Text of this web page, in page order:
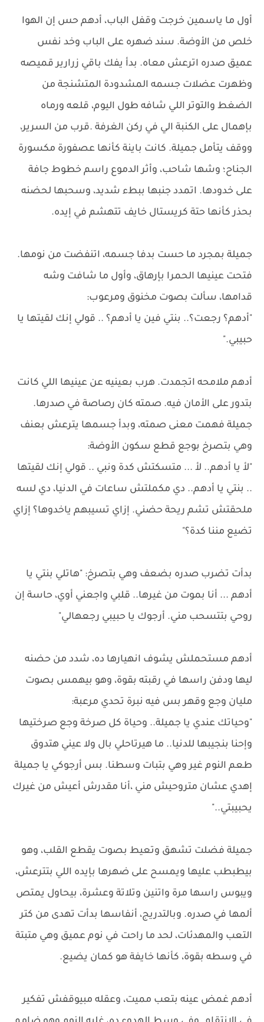
أول ما ياسمين خرجت وقفل الباب، أدهم حس إن الهوا
خلص من الأوضة. سند ضهره على الباب وخد نفس
عميق صدره اترعش معاه. بدأ يفك باقي زرارير قميصه
وظهرت عضلات جسمه المشدودة المتشنجة من
الضغط والتوتر اللي شافه طول اليوم، قلعه ورماه
بإهمال على الكنبة الي في ركن الغرفة .قرب من السرير،
ووقف يتأمل جميلة. كانت باينة كأنها عصفورة مكسورة
الجناح؛ وشها شاحب، وأثر الدموع راسم خطوط جافة
على خدودها. اتمدد جنبها ببطء شديد، وسحبها لحضنه
بحذر كأنها حتة كريستال خايف تتهشم في إيده.
جميلة بمجرد ما حست بدفا جسمه، اتنفضت من نومها.
فتحت عينيها الحمرا بإرهاق، وأول ما شافت وشه
قدامها، سألت بصوت مخنوق ومرعوب:
"أدهم؟ رجعت؟.. بنتي فين يا أدهم؟ .. قولي إنك لقيتها يا
حبيبي."
أدهم ملامحه اتجمدت. هرب بعينيه عن عينيها اللي كانت
بتدور على الأمان فيه. صمته كان رصاصة في صدرها.
جميلة فهمت معنى صمته، وبدأ جسمها يترعش بعنف
وهي بتصرخ بوجع قطع سكون الأوضة:
"لأ يا أدهم.. لأ ... متسكتش كدة ونبي .. قولي إنك لقيتها
.. بنتي يا أدهم.. دي مكملتش ساعات في الدنيا، دي لسه
ملحقتش تشم ريحة حضني. إزاي تسيبهم ياخدوها؟ إزاي
تضيع مننا كدة؟"
بدأت تضرب صدره بضعف وهي بتصرخ: "هاتلي بنتي يا
أدهم ... أنا بموت من غيرها.. قلبي واجعني أوي، حاسة إن
روحي بتتسحب مني. أرجوك يا حبيبي رجعهالي"
أدهم مستحملش يشوف انهيارها ده، شدد من حضنه
ليها ودفن راسها في رقبته بقوة، وهو بيهمس بصوت
مليان وجع وقهر بس فيه نبرة تحدي مرعبة:
"وحياتك عندي يا جميلة.. وحياة كل صرخة وجع صرختيها
وإحنا بنجيبها للدنيا.. ما هيرتاحلي بال ولا عيني هتدوق
طعم النوم غير وهي بتبات وسطنا. بس أرجوكي يا جميلة
إهدي عشان متروحيش مني ،أنا مقدرش أعيش من غيرك
يحبيبتي.."
جميلة فضلت تشهق وتعيط بصوت يقطع القلب، وهو
بيطبطب عليها ويمسح على ضهرها بإيده اللي بتترعش،
ويبوس راسها مرة واتنين وتلاتة وعشرة، بيحاول يمتص
ألمها في صدره. وبالتدريج، أنفاسها بدأت تهدى من كتر
التعب والمهدئات، لحد ما راحت في نوم عميق وهي متبتة
في وسطه بقوة، كأنها خايفة هو كمان يضيع.
أدهم غمض عينه بتعب مميت، وعقله مبيوقفش تفكير